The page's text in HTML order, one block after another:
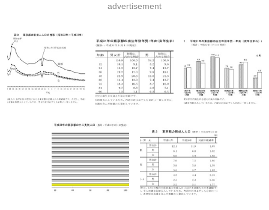
advertisement